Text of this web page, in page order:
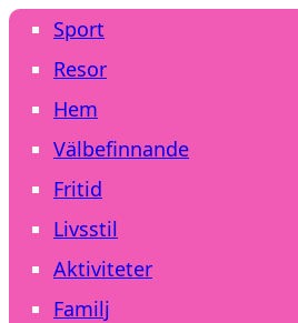
Sport
Resor
Hem
Välbefinnande
Fritid
Livsstil
Aktiviteter
Familj